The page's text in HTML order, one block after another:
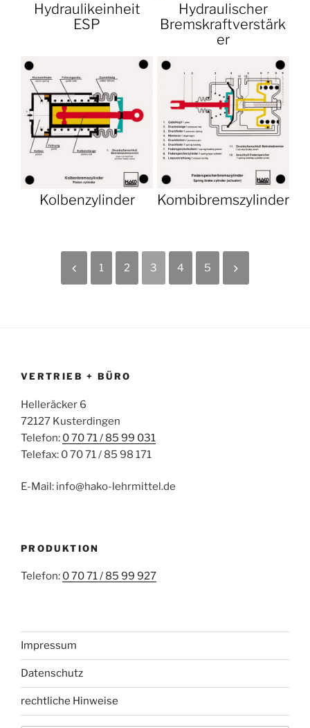
Hydraulikeinheit
ESP
Hydraulischer
Bremskraftverstärk
er
Kolbenzylinder Kombibremszylinder
1 2 3 4 5
VERTRIEB + BÜRO
Helleräcker 6
72127 Kusterdingen
Telefon: 0 70 71 / 85 99 031
Telefax: 0 70 71 / 85 98 171
E-Mail: info@hako-lehrmittel.de
PRODUKTION
Telefon: 0 70 71 / 85 99 927
Impressum
Datenschutz
rechtliche Hinweise